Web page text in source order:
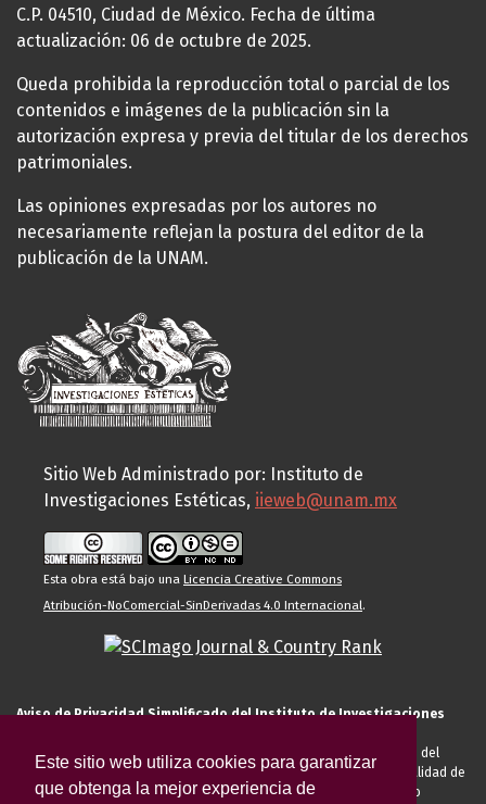
Este sitio web utiliza cookies para garantizar
que obtenga la mejor experiencia de
C.P. 04510, Ciudad de México. Fecha de última
actualización: 06 de octubre de 2025.
Queda prohibida la reproducción total o parcial de los
contenidos e imágenes de la publicación sin la
autorización expresa y previa del titular de los derechos
patrimoniales.
Las opiniones expresadas por los autores no
necesariamente reflejan la postura del editor de la
publicación de la UNAM.
Sitio Web Administrado por: Instituto de
Investigaciones Estéticas, iieweb@unam.mx
Esta obra está bajo una Licencia Creative Commons
Atribución-NoComercial-SinDerivadas 4.0 Internacional.
Aviso de Privacidad Simplificado del Instituto de Investigaciones
El Instituto de Investigaciones Estéticas de la UNAM, es responsable del
tratamiento de sus datos personales para el registro de usted en calidad de
alumno, docente, personal de la entidad académica, conferencista o